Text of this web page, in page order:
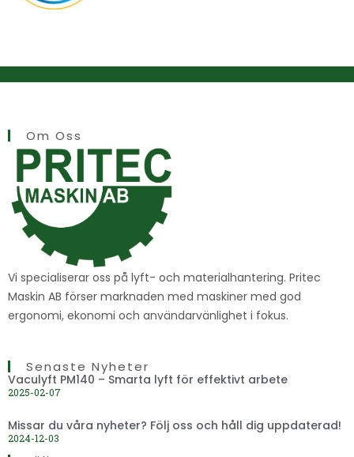
Om Oss
Vi specialiserar oss på lyft- och materialhantering. Pritec
Maskin AB förser marknaden med maskiner med god
ergonomi, ekonomi och användarvänlighet i fokus.
Senaste Nyheter
Vaculyft PM140 – Smarta lyft för effektivt arbete
2025-02-07
Missar du våra nyheter? Följ oss och håll dig uppdaterad!
2024-12-03